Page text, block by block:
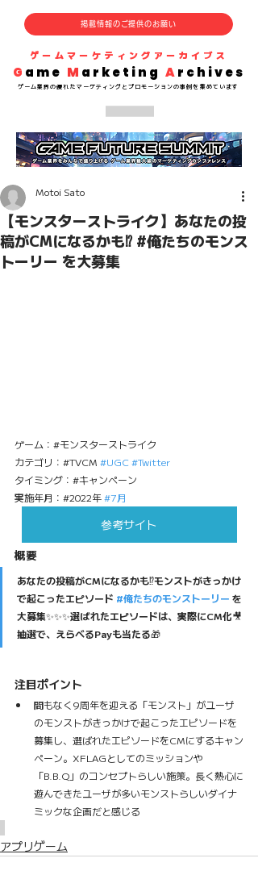
G ame M arketing Archives
​ゲーム業界の優れた マーケティングとプロモーションの事例を集めています
掲載情報のご提供のお願い
​ゲームマーケティングアーカイブス
【モンスターストライク】あなたの投
稿がCMになるかも⁉️ #俺たちのモンス
トーリー を大募集
Motoi Sato
ゲーム：#モンスターストライク
カテゴリ：#TVCM #UGC #Twitter
タイミング：#キャンペーン
実施年月：#2022年 #7月
参考サイト
概要
あなたの投稿がCMになるかも⁉️モンストがきっかけ
で起こったエピソード #俺たちのモンストーリー を
大募集✨✨✨選ばれたエピソードは、実際にCM化🎥
抽選で、えらべるPayも当たる🎁
注目ポイント
間もなく9周年を迎える「モンスト」がユーザ
のモンストがきっかけで起こったエピソードを
募集し、選ばれたエピソードをCMにするキャン
ペーン。XFLAGとしてのミッションや
「B.B.Q」のコンセプトらしい施策。長く熱心に
遊んできたユーザが多いモンストらしいダイナ
ミックな企画だと感じる
アプリゲーム